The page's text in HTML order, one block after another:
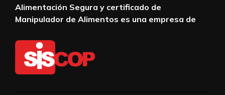
Alimentación Segura y certificado de
Manipulador de Alimentos es una empresa de